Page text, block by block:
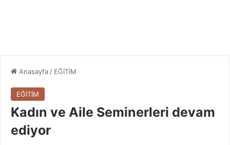
Anasayfa / EĞİTİM
EĞİTİM
Kadın ve Aile Seminerleri devam
ediyor